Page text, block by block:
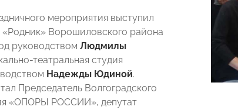
мероприятия выступил
Ворошиловского района
руководством Людмилы
театральная студия
Надежды Юдиной.
Председатель Волгоградского
«ОПОРЫ РОССИИ», депутат